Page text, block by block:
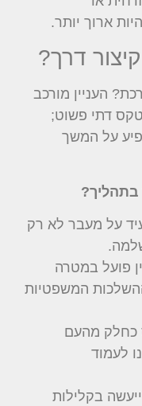
ארוך יותר.
דרך?
העניין מורכב
טקס דתי פשוט;
על המשך
בתהליך?
על מעבר לא רק
פועל במטרה
המשפטיות
כחלק מהעם
לעמוד
בקלילות